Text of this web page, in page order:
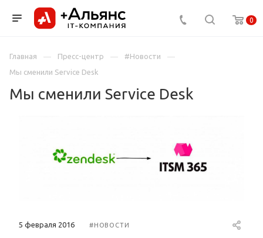
0
Главная Пресс-центр
#Новости
Мы сменили Service Desk
Мы сменили Service Desk
5 февраля 2016 #НОВОСТИ